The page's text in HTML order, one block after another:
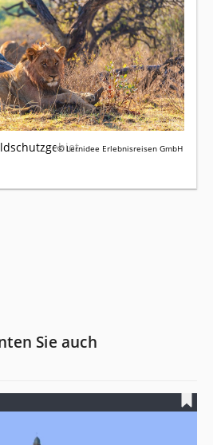
© Lernidee Erlebnisreisen GmbH
Sie auch